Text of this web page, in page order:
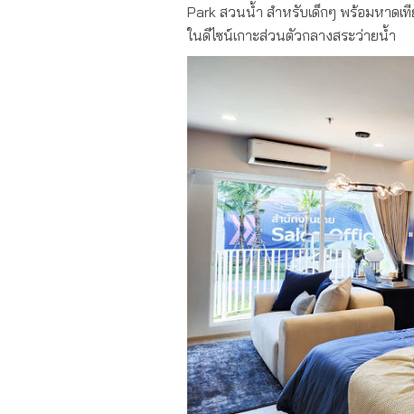
Park สวนน้ำ สำหรับเด็กๆ พร้อมหาดเ
ในดีไซน์เกาะส่วนตัวกลางสระว่ายน้ำ